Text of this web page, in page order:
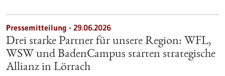
Pressemitteilung - 29.06.2026
Drei starke Partner für unsere Region: WFL,
WSW und BadenCampus starten strategische
Allianz in Lörrach